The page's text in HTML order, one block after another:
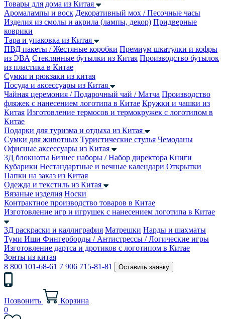
Товары для дома из Китая
Аромалампы и воск Декоративный мох / Песочные часы
Изделия из смолы и акрила (лампы, декор) Придверные
коврики
Тара и упаковка из Китая
ПВД пакеты / Жестяные коробки Премиум шкатулки и кофры
из ЭВА Стеклянные бутылки из Китая Производство бутылок
из пластика в Китае
Сумки и рюкзаки из китая
Посуда и аксессуары из Китая
Чайная церемония / Подарочный чай / Матча Производство
фляжек с нанесением логотипа в Китае Кружки и чашки из
Китая Изготовление термосов и термокружек с логотипом в
Китае
Подарки для туризма и отдыха из Китая
Сумки для животных Туристические стулья Чемоданы
Офисные аксессуары из Китая
3Д блокноты Бизнес наборы / Набор директора Книги
Кубарики Нестандартные и вечные календари Открытки
Папки на заказ из Китая
Одежда и текстиль из Китая
Вязаные изделия Носки
Контрактное производство товаров в Китае
Изготовление игр и игрушек с нанесением логотипа в Китае
3Д раскраски и каллиграфия Матрешки Нарды и шахматы
Туми Иши Фингерборды / Антистрессы / Логические игры
Изготовление дартса и дротиков с логотипом в Китае
Зонты из китая
8 800 101-68-61 7 906 715-81-81 Оставить заявку
Позвонить
Корзина
0